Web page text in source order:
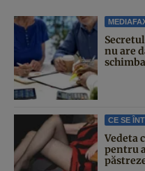
nu are
CE SE
Vedeta
pentru